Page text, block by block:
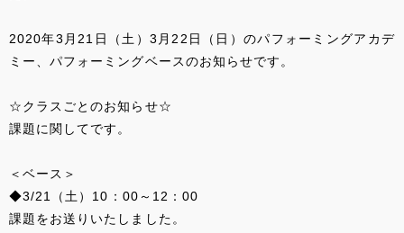
2020年3月21日（土）3月22日（日）のパフォーミングアカデ
ミー、パフォーミングベースのお知らせです。
☆クラスごとのお知らせ☆
課題に関してです。
＜ベース＞
◆3/21（土）10：00～12：00
課題をお送りいたしました。